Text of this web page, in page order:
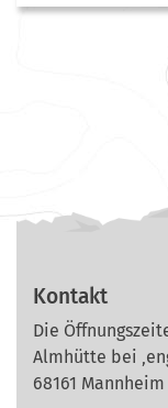
Kontakt
Die
Almhütte bei
68161